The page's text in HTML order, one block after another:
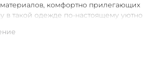
комфортно прилегающих
в такой одежде по-настоящему уютно
позволяют каждой женщине